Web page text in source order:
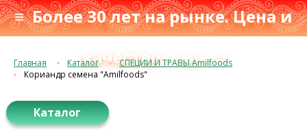
≡ Более 30 лет на рынке. Цена и
качествос 1993 г.≡
Главная Каталог
СПЕЦИИ И ТРАВЫ Amilfoods
Кориандр семена "Amilfoods"
Каталог